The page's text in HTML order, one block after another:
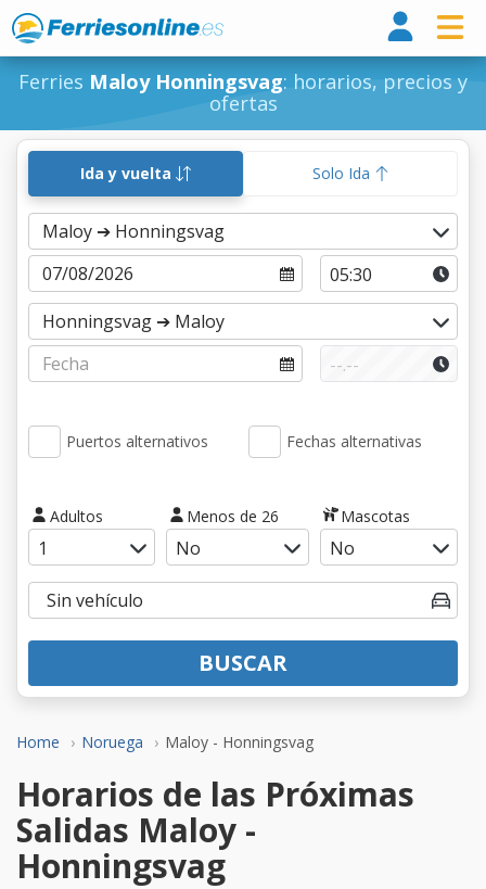
Ferries Maloy Honningsvag: horarios, precios y
ofertas
Home Noruega Maloy - Honningsvag
Ida y vuelta Solo Ida
Puertos alternativos Fechas alternativas
Adultos Menos de 26 Mascotas
BUSCAR
Horarios de las Próximas
Salidas Maloy -
Honningsvag